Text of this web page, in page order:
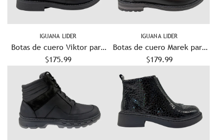
IGUANA LIDER
Botas de cuero Viktor para
hombre - Negras
$175.99
IGUANA LIDER
Botas de cuero Marek para
hombre - Negras
$179.99